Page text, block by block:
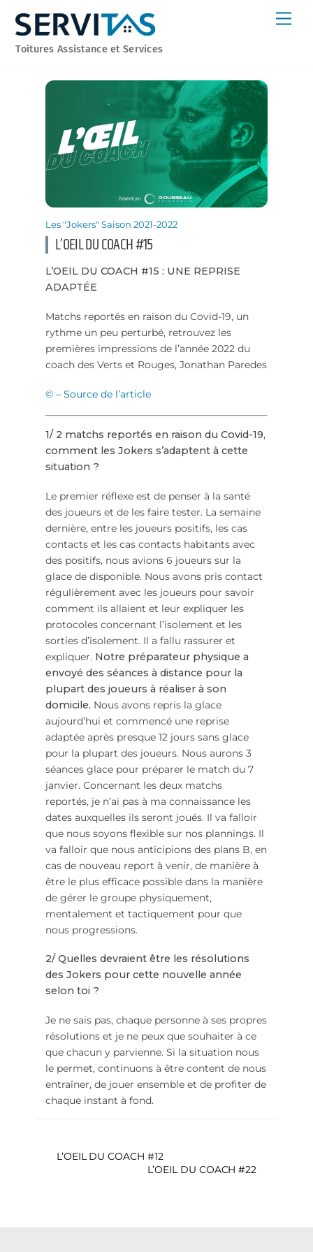
content
Toitures Assistance et Services
Les "Jokers" Saison 2021-2022
L’OEIL DU COACH #15
L’OEIL DU COACH #15 : UNE REPRISE
ADAPTÉE
Matchs reportés en raison du Covid-19, un
rythme un peu perturbé, retrouvez les
premières impressions de l’année 2022 du
coach des Verts et Rouges, Jonathan Paredes
© – Source de l’article
1/ 2 matchs reportés en raison du Covid-19,
comment les Jokers s’adaptent à cette
situation ?
Le premier réflexe est de penser à la santé
des joueurs et de les faire tester. La semaine
dernière, entre les joueurs positifs, les cas
contacts et les cas contacts habitants avec
des positifs, nous avions 6 joueurs sur la
glace de disponible. Nous avons pris contact
régulièrement avec les joueurs pour savoir
comment ils allaient et leur expliquer les
protocoles concernant l’isolement et les
sorties d’isolement. Il a fallu rassurer et
expliquer. Notre préparateur physique a
envoyé des séances à distance pour la
plupart des joueurs à réaliser à son
domicile. Nous avons repris la glace
aujourd’hui et commencé une reprise
adaptée après presque 12 jours sans glace
pour la plupart des joueurs. Nous aurons 3
séances glace pour préparer le match du 7
janvier. Concernant les deux matchs
reportés, je n’ai pas à ma connaissance les
dates auxquelles ils seront joués. Il va falloir
que nous soyonsflexible sur nos plannings. Il
va falloir que nous anticipions des plans B, en
cas de nouveau report à venir, de manière à
être le plus efficace possible dans la manière
de gérer le groupe physiquement,
mentalement et tactiquement pour que
nous progressions.
2/ Quelles devraient être les résolutions
des Jokers pour cette nouvelle année
selon toi ?
Je ne sais pas, chaque personne à ses propres
résolutions et je ne peux que souhaiter à ce
que chacun y parvienne. Si la situation nous
le permet, continuons à être content de nous
entraîner, de jouer ensemble et de profiter de
chaque instant à fond.
L’OEIL DU COACH #12
L’OEIL DU COACH #22